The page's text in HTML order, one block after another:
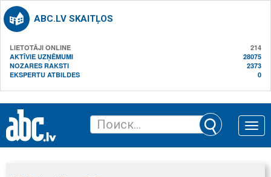
ABC.LV SKAITĻOS
LIETOTĀJI ONLINE
214
AKTĪVIE UZŅĒMUMI
28075
NOZARES RAKSTI
2373
EKSPERTU ATBILDES
0
Toggle